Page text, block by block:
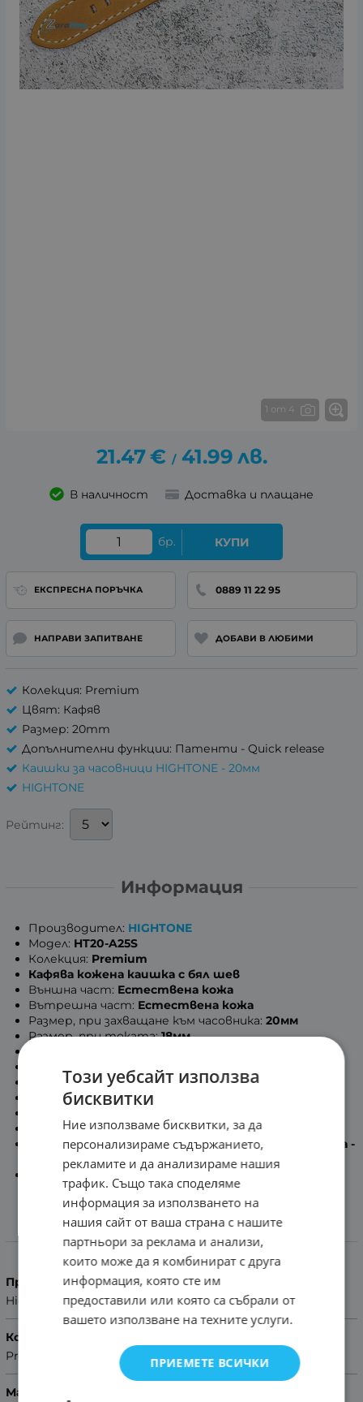
1 от 4
21.47€ / 41.99 лв.
В наличност Доставка и плащане
бр. КУПИ
ЕКСПРЕСНА ПОРЪЧКА 0889 11 22 95
НАПРАВИ ЗАПИТВАНЕ ДОБАВИ В ЛЮБИМИ
Колекция: Premium
Цвят: Кафяв
Размер: 20mm
Допълнителни функции: Патенти - Quick release
Каишки за часовници HIGHTONE - 20мм
HIGHTONE
Рейтинг:
Информация
Производител: HIGHTONE
Модел: HT20-A25S
Колекция: Premium
Кафява кожена каишка с бял шев
Външна част: Естествена кожа
Вътрешна част: Естествена кожа
Размер, при захващане към часовника: 20мм
Размер, при токата:18мм
Минимална дължина на каишката:
Дължина на част с дупки:12.4см
Дължина на част с тока:
Сребриста метална тока
Включени патенти за бърз монтаж в комплекта -
Quick release
Помощ за размер на каишка
Характеристики
Производител
Hightone
Колекция
Premium
Материал
Този уебсайт използва
бисквитки
Ние използваме бисквитки, за да
персонализираме съдържанието,
рекламите и да анализираме нашия
трафик. Също така споделяме
информация за използването на
нашия сайт от ваша страна с нашите
партньори за реклама и анализи,
които може да я комбинират с друга
информация, която сте им
предоставили или която са събрали от
вашето използване на техните услуги.
ПРИЕМЕТЕ ВСИЧКИ